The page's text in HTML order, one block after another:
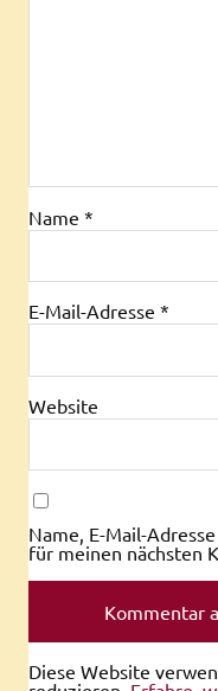
Name *
E-Mail-Adresse *
Website
Name, E-Mail-
für meinen nächsten
Diese Website